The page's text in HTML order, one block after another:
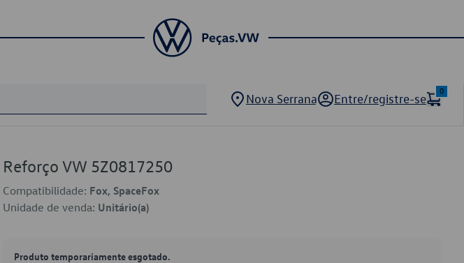
Nova Serrana Entre/registre-se
0
Reforço VW 5Z0817250
Compatibilidade: Fox, SpaceFox
Unidade de venda: Unitário(a)
Produto temporariamente esgotado.